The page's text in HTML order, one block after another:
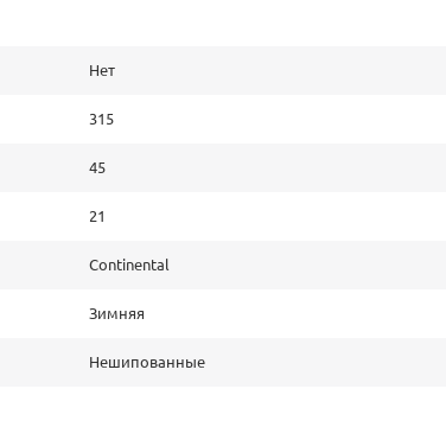
Нет
315
45
21
Continental
Зимняя
Нешипованные